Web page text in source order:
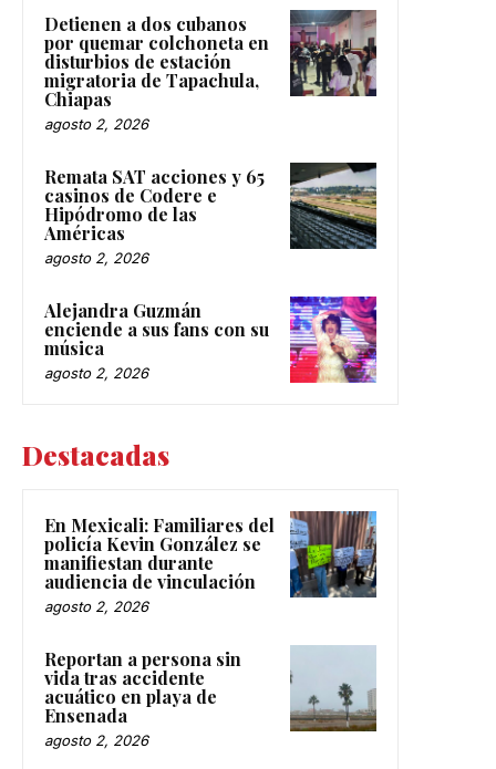
Detienen a dos cubanos
por quemar colchoneta en
disturbios de estación
migratoria de Tapachula,
Chiapas
agosto 2, 2026
Remata SAT acciones y 65
casinos de Codere e
Hipódromo de las
Américas
agosto 2, 2026
Alejandra Guzmán
enciende a sus fans con su
música
agosto 2, 2026
Destacadas
En Mexicali: Familiares del
policía Kevin González se
manifiestan durante
audiencia de vinculación
agosto 2, 2026
Reportan a persona sin
vida tras accidente
acuático en playa de
Ensenada
agosto 2, 2026